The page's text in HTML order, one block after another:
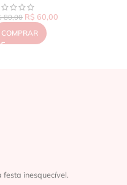
80,00 R$ 60,00
COMPRAR
inesquecível.